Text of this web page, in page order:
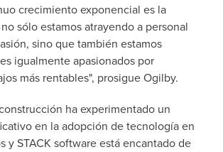
crecimiento exponencial es la
sólo estamos atrayendo a personal
sino que también estamos
igualmente apasionados por
más rentables", prosigue Ogilby.
ha experimentado un
en la adopción de tecnología en
y STACK software está encantado de